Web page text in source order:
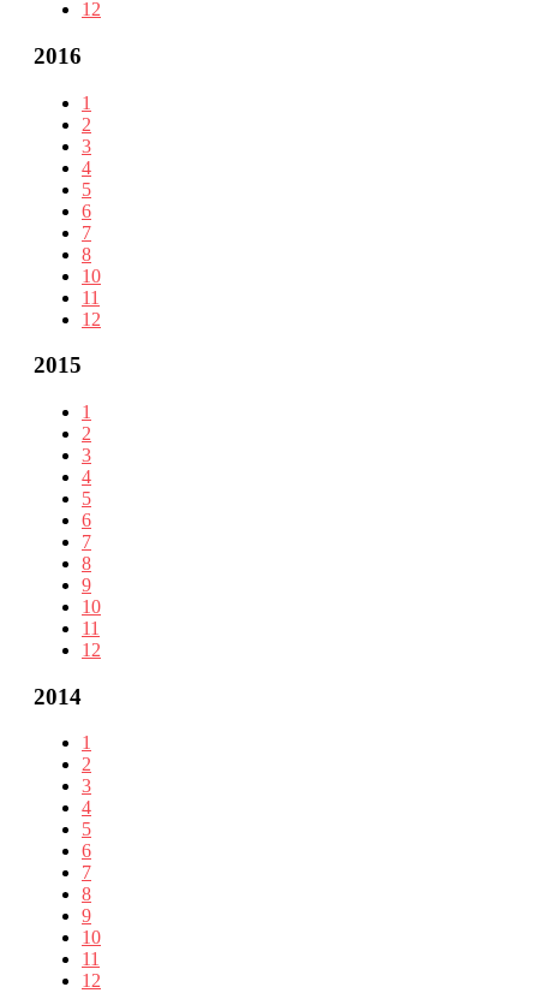
12
2016
1
2
3
4
5
6
7
8
10
11
12
2015
1
2
3
4
5
6
7
8
9
10
11
12
2014
1
2
3
4
5
6
7
8
9
10
11
12